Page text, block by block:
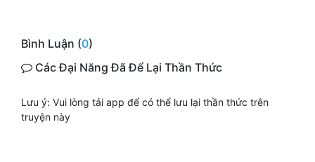
Bình Luận (0)
Các Đại Năng Đã Để Lại Thần Thức
Lưu ý: Vui lòng tải app để có thể lưu lại thần thức trên
truyện này